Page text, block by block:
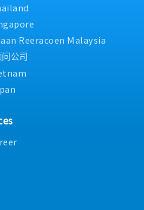
Reeracoen Malaysia
公司